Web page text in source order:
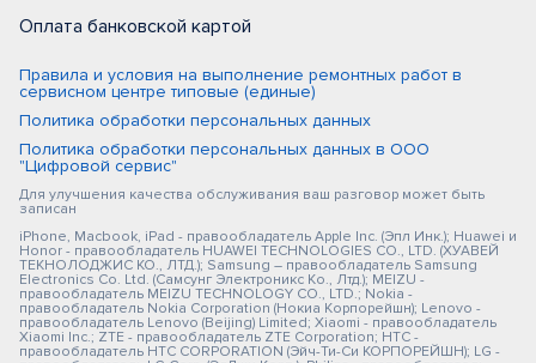
Оплата банковской картой
Правила и условия на выполнение ремонтных работ в
сервисном центре типовые (единые)
Политика обработки персональных данных
Политика обработки персональных данных в ООО
"Цифровой сервис"
Для улучшения качества обслуживания ваш разговор может быть
записан
iPhone, Macbook, iPad - правообладатель Apple Inc. (Эпл Инк.); Huawei и
Honor - правообладатель HUAWEI TECHNOLOGIES CO., LTD. (ХУАВЕЙ
ТЕКНОЛОДЖИС КО., ЛТД.); Samsung – правообладатель Samsung
Electronics Co. Ltd. (Самсунг Электроникс Ко., Лтд.); MEIZU -
правообладатель MEIZU TECHNOLOGY CO., LTD.; Nokia -
правообладатель Nokia Corporation (Нокиа Корпорейшн); Lenovo -
правообладатель Lenovo (Beijing) Limited; Xiaomi - правообладатель
Xiaomi Inc.; ZTE - правообладатель ZTE Corporation; HTC -
правообладатель HTC CORPORATION (Эйч-Ти-Си КОРПОРЕЙШН); LG -